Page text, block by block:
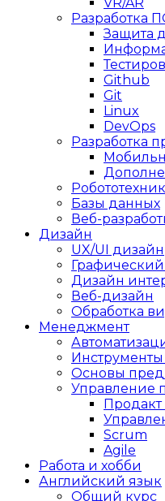
Разработка
Защита
Github
Git
Linux
DevOps
Разработка
Базы данных
Веб-
Дизайн
UX/UI дизайн
Дизайн
Веб-дизайн
Обработка
Менеджмент
Основы
Управление
Scrum
Agile
Работа и хобби
Английский язык
Общий курс